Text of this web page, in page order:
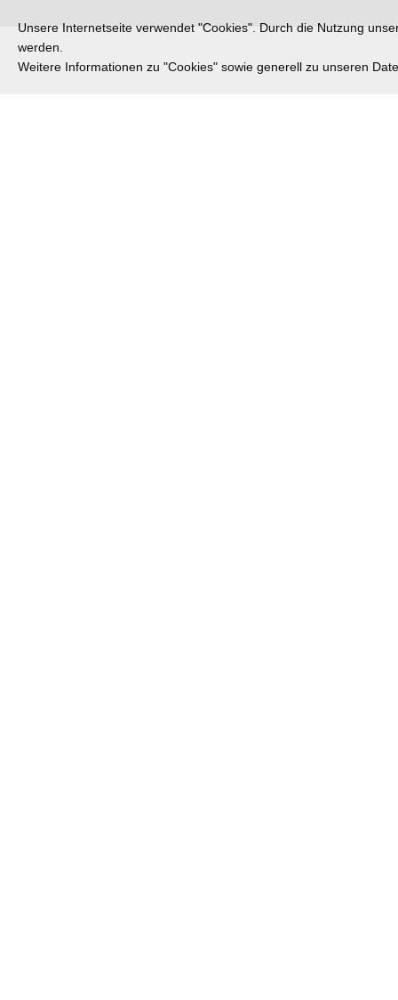
Unsere Internetseite verwendet "Cookies". Durch die Nutzung
werden.
Weitere Informationen zu "Cookies" sowie generell zu unseren